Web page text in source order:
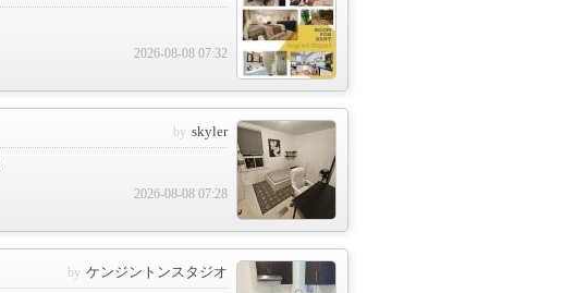
2026-08-08 07:32
skyler
2026-08-08 07:28
ケンジントンスタジオ